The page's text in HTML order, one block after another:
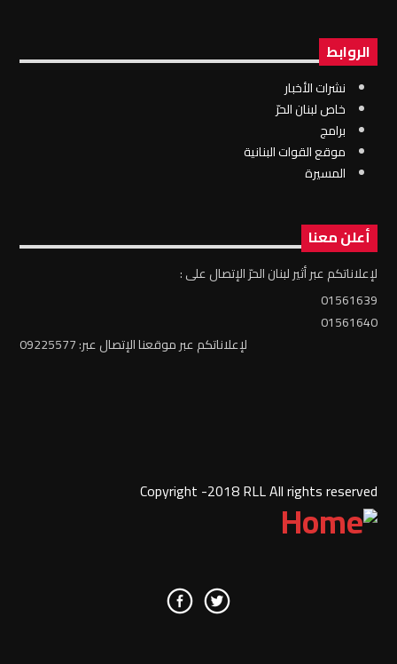
الروابط
نشرات الأخبار
خاص لبنان الحرّ
برامج
موقع القوات البنانية
المسيرة
أعلن معنا
لإعلاناتكم عبر أثير لبنان الحرّ الإتصال على :
01561639
01561640
لإعلاناتكم عبر موقعنا الإتصال عبر: 09225577
Copyright -2018 RLL All rights reserved